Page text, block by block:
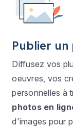
Publier
Diffusez vos
oeuvres, vos
personnelles à
photos en
d'images pour